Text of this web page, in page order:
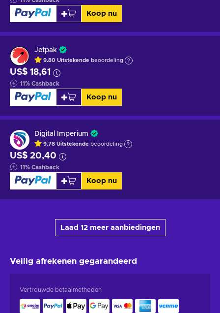
Koop nu
Jetpak
9.80 Uitstekende beoordeling
US$ 18,61
11% Cashback
Koop nu
Digital Imperium
9.78 Uitstekende beoordeling
US$ 20,40
11% Cashback
Koop nu
Laad 12 meer aanbiedingen
Veilig afrekenen gegarandeerd
Vertrouwde betaalmethoden